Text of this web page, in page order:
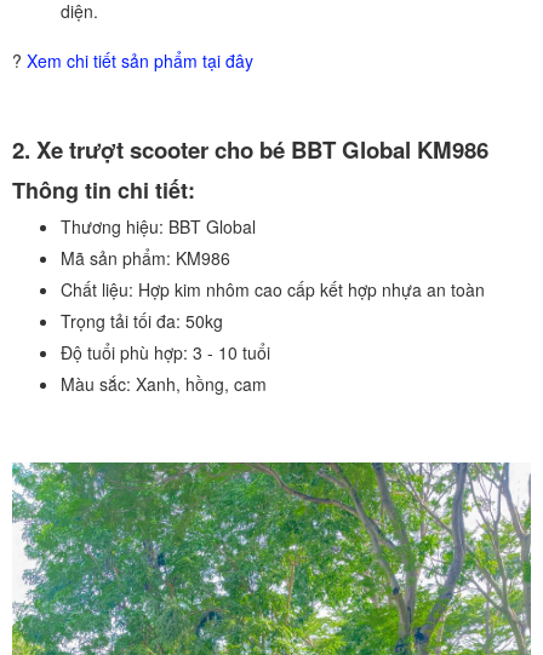
diện.
? Xem chi tiết sản phẩm tại đây
2. Xe trượt scooter cho bé BBT Global KM986
Thông tin chi tiết:
Thương hiệu: BBT Global
Mã sản phẩm: KM986
Chất liệu: Hợp kim nhôm cao cấp kết hợp nhựa an toàn
Trọng tải tối đa: 50kg
Độ tuổi phù hợp: 3 - 10 tuổi
Màu sắc: Xanh, hồng, cam